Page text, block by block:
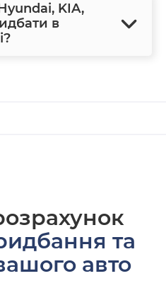
KIA,
в
та
авто